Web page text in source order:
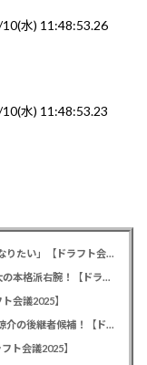
水) 11:48:53.26
水) 11:48:53.23
カープドラ6西川篤夢！「日本を代表する遊撃手になりたい」【ドラフト会議2025】
カープドラ5赤木晴哉！191cm最速153キロ！佛教大の本格派右腕！【ドラフト会議2025】
会議2025】
カープドラ3勝田成！近畿大163cmセカンド！菊池涼介の後継者候補！【ドラフト会議2025】
ト会議2025】